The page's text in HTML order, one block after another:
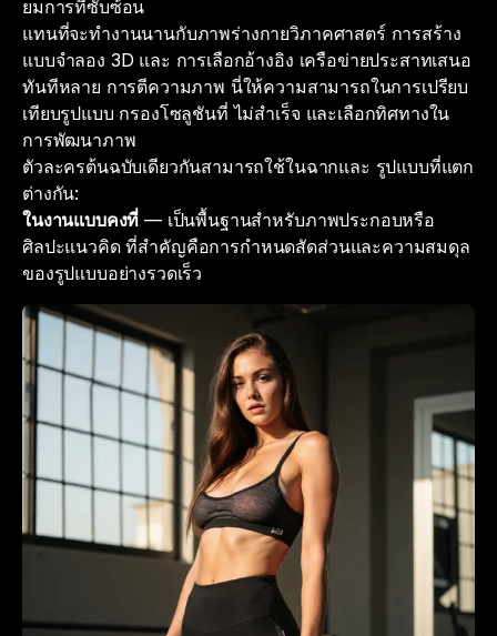
ยมการที่ซับซ้อน
แทนที่จะทำงานนานกับภาพร่างกายวิภาคศาสตร์ การสร้าง
แบบจำลอง 3D และ การเลือกอ้างอิง เครือข่ายประสาทเสนอ
ทันทีหลาย การตีความภาพ นี่ให้ความสามารถในการเปรียบ
เทียบรูปแบบ กรองโซลูชันที่ ไม่สำเร็จ และเลือกทิศทางใน
การพัฒนาภาพ
ตัวละครต้นฉบับเดียวกันสามารถใช้ในฉากและ รูปแบบที่แตก
ต่างกัน:
ในงานแบบคงที่ — เป็นพื้นฐานสำหรับภาพประกอบหรือ
ศิลปะแนวคิด ที่สำคัญคือการกำหนดสัดส่วนและความสมดุล
ของรูปแบบอย่างรวดเร็ว